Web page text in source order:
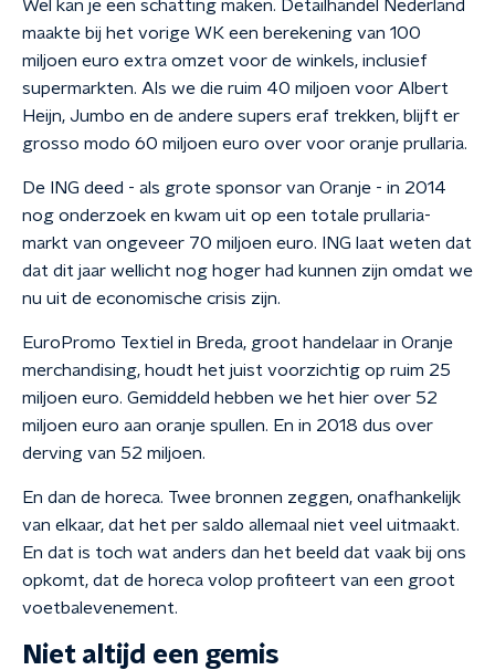
Wel kan je een schatting maken. Detailhandel Nederland
maakte bij het vorige WK een berekening van 100
miljoen euro extra omzet voor de winkels, inclusief
supermarkten. Als we die ruim 40 miljoen voor Albert
Heijn, Jumbo en de andere supers eraf trekken, blijft er
grosso modo 60 miljoen euro over voor oranje prullaria.
De ING deed - als grote sponsor van Oranje - in 2014
nog onderzoek en kwam uit op een totale prullaria-
markt van ongeveer 70 miljoen euro. ING laat weten dat
dat dit jaar wellicht nog hoger had kunnen zijn omdat we
nu uit de economische crisis zijn.
EuroPromo Textiel in Breda, groot handelaar in Oranje
merchandising, houdt het juist voorzichtig op ruim 25
miljoen euro. Gemiddeld hebben we het hier over 52
miljoen euro aan oranje spullen. En in 2018 dus over
derving van 52 miljoen.
En dan de horeca. Twee bronnen zeggen, onafhankelijk
van elkaar, dat het per saldo allemaal niet veel uitmaakt.
En dat is toch wat anders dan het beeld dat vaak bij ons
opkomt, dat de horeca volop profiteert van een groot
voetbalevenement.
Niet altijd een gemis